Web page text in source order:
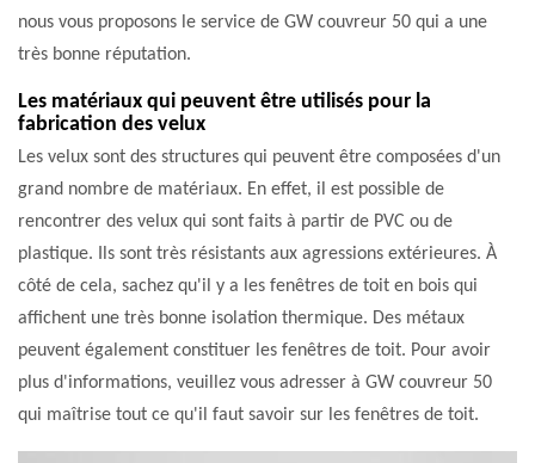
nous vous proposons le service de GW couvreur 50 qui a une
très bonne réputation.
Les matériaux qui peuvent être utilisés pour la
fabrication des velux
Les velux sont des structures qui peuvent être composées d'un
grand nombre de matériaux. En effet, il est possible de
rencontrer des velux qui sont faits à partir de PVC ou de
plastique. Ils sont très résistants aux agressions extérieures. À
côté de cela, sachez qu'il y a les fenêtres de toit en bois qui
affichent une très bonne isolation thermique. Des métaux
peuvent également constituer les fenêtres de toit. Pour avoir
plus d'informations, veuillez vous adresser à GW couvreur 50
qui maîtrise tout ce qu'il faut savoir sur les fenêtres de toit.